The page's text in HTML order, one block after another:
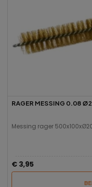
RAGER MESSING 0.08
Messing rager
€ 3,95